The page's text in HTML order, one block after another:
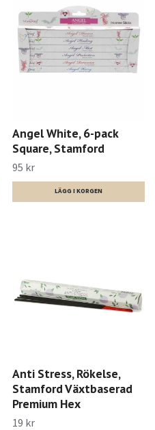
Angel White, 6-pack
Square, Stamford
95 kr
Anti Stress, Rökelse,
Stamford Växtbaserad
Premium Hex
19 kr